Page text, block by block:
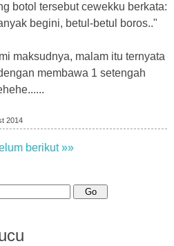
botol tersebut cewekku berkata:
begini, betul-betul boros.."
maksudnya, malam itu ternyata
membawa 1 setengah
2014
berikut »»